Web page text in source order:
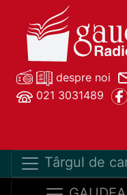
despre noi
021 3031489
Târgul de